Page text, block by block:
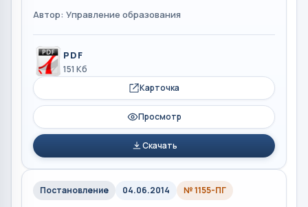
Автор: Управление образования
PDF
151 Кб
Карточка
Просмотр
Скачать
Постановление 04.06.2014 № 1155-ПГ